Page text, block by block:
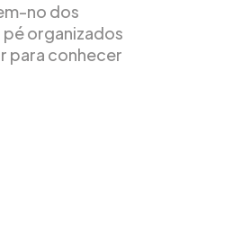
no dos
pé organizados
para conhecer